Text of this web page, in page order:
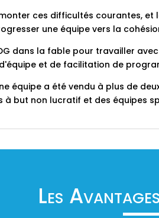
ces difficultés courantes,
une équipe vers la
dans la fable pour travailler
et de facilitation de
équipe a été vendu à plus de
à but non lucratif et des équipes
Les